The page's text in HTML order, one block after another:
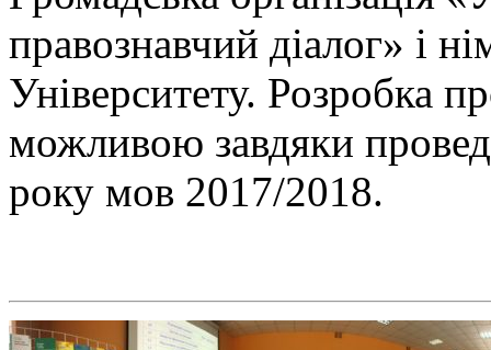
правознавчий діалог» і
Університету. Розробка
можливою завдяки
року мов 2017/2018.